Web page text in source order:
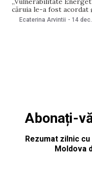
căruia le-a fost acordat
energetică. Opțiunea
Ecaterina Arvintii - 14
Abonați-
Rezumat zilnic
Moldova